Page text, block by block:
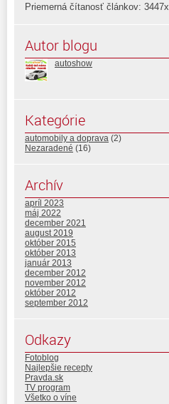
Priemerná čítanosť článkov: 3447x
Autor blogu
autoshow
Kategórie
automobily a doprava (2)
Nezaradené (16)
Archív
apríl 2023
máj 2022
december 2021
august 2019
október 2015
október 2013
január 2013
december 2012
november 2012
október 2012
september 2012
Odkazy
Fotoblog
Najlepšie recepty
Pravda.sk
TV program
Všetko o víne